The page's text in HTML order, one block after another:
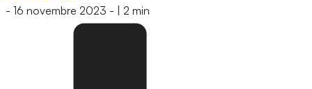
- 16 novembre 2023 - 2 min